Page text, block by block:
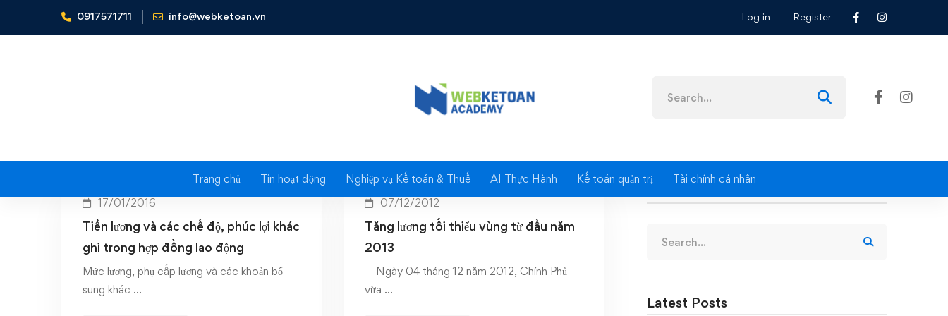
0917571711 info@webketoan.vn Log in Register
for:
Trang chủ Tin hoạt động Nghiệp vụ Kế toán & Thuế AI Thực Hành Kế toán quản trị Tài chính cá nhân
Home tien luong
17/01/2016
Tiền lương và các chế độ, phúc lợi khác
ghi trong hợp đồng lao động
Mức lương, phụ cấp lương và các khoản bổ
sung khác …
07/12/2012
Tăng lương tối thiểu vùng từ đầu năm
2013
Ngày 04 tháng 12 năm 2012, Chính Phủ
vừa …
for:
Latest Posts